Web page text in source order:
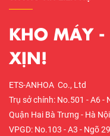
KHO MÁY -
XỊN!
ETS-ANHOA Co., Ltd
Trụ sở chính: No.501 - A6 -
Quận Hai Bà Trưng - Hà Nội
VPGD: No.103 - A3 - Ngõ